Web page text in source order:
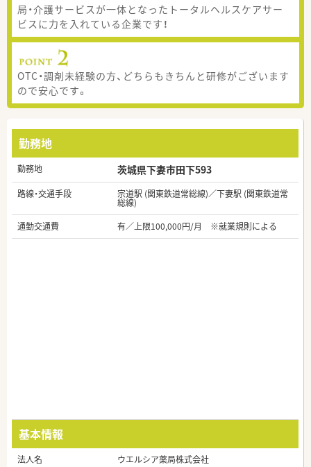
局・介護サービスが一体となったトータルヘルスケアサー
ビスに力を入れている企業です！
OTC・調剤未経験の方、どちらもきちんと研修がございます
ので安心です。
勤務地
勤務地 茨城県下妻市田下593
路線・交通手段 宗道駅 (関東鉄道常総線)／下妻駅 (関東鉄道常
総線)
通勤交通費
有／上限100,000円/月 ※就業規則による
基本情報
法人名
ウエルシア薬局株式会社